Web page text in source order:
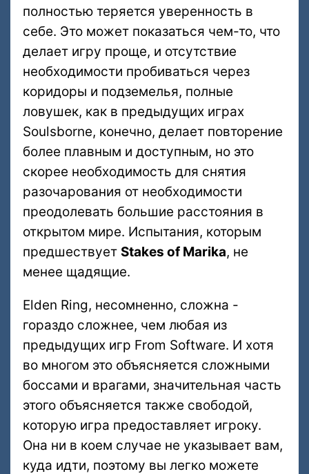
полностью теряется уверенность в
себе. Это может показаться чем-то, что
делает игру проще, и отсутствие
необходимости пробиваться через
коридоры и подземелья, полные
ловушек, как в предыдущих играх
Soulsborne, конечно, делает повторение
более плавным и доступным, но это
скорее необходимость для снятия
разочарования от необходимости
преодолевать большие расстояния в
открытом мире. Испытания, которым
предшествует Stakes of Marika, не
менее щадящие.
Elden Ring, несомненно, сложна -
гораздо сложнее, чем любая из
предыдущих игр From Software. И хотя
во многом это объясняется сложными
боссами и врагами, значительная часть
этого объясняется также свободой,
которую игра предоставляет игроку.
Она ни в коем случае не указывает вам,
куда идти, поэтому вы легко можете